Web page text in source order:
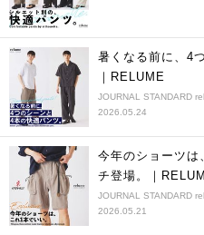
暑くなる前に、4
｜RELUME
JOURNAL STANDARD
2026.05.24
今年のショーツは
チ登場。｜
JOURNAL STANDARD
2026.05.21